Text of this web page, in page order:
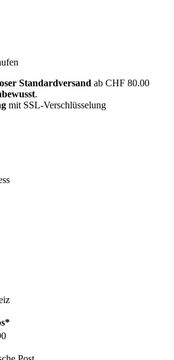
Standardversand ab CHF 80.00
.
mit SSL-Verschlüsselung